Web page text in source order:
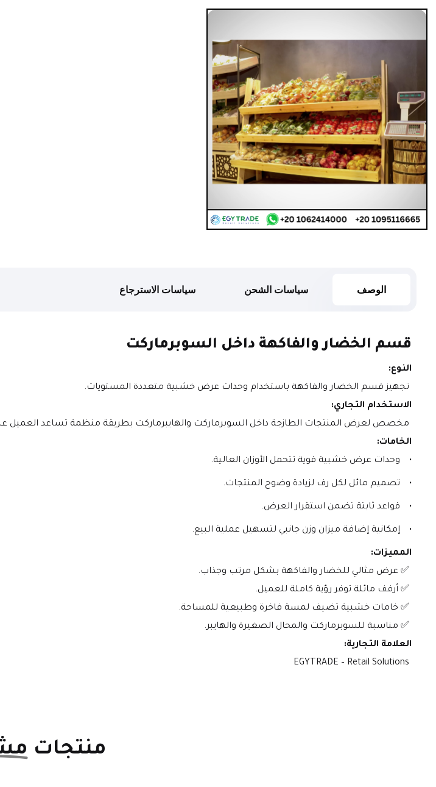
الوصف سياسات الشحن سياسات الاسترجاع
قسم الخضار والفاكهة داخل السوبرماركت
النوع:
الاستخدام التجاري:
الخامات:
وحدات عرض خشبية قوية تتحمل الأوزان العالية.
تصميم مائل لكل رف لزيادة وضوح المنتجات.
قواعد ثابتة تضمن استقرار العرض.
إمكانية إضافة ميزان وزن جانبي لتسهيل عملية البيع.
المميزات:
العلامة التجارية:
منتجات